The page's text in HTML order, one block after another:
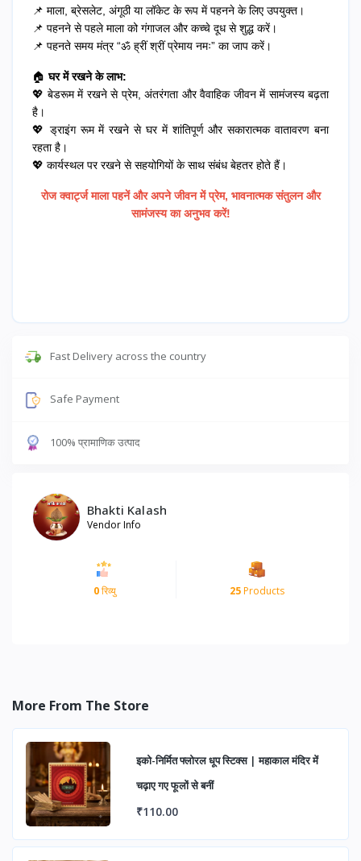
📌 माला, ब्रेसलेट, अंगूठी या लॉकेट के रूप में पहनने के लिए उपयुक्त।
📌 पहनने से पहले माला को गंगाजल और कच्चे दूध से शुद्ध करें।
📌 पहनते समय मंत्र “ॐ ह्रीं श्रीं प्रेमाय नमः” का जाप करें।
🏠घर में रखने के लाभ:
💖 बेडरूम में रखने से प्रेम, अंतरंगता और वैवाहिक जीवन में सामंजस्य बढ़ता
है।
💖 ड्राइंग रूम में रखने से घर में शांतिपूर्ण और सकारात्मक वातावरण बना
रहता है।
💖 कार्यस्थल पर रखने से सहयोगियों के साथ संबंध बेहतर होते हैं।
रोज क्वार्ट्ज माला पहनें और अपने जीवन में प्रेम, भावनात्मक संतुलन और
सामंजस्य का अनुभव करें!
Fast Delivery across the country
Safe Payment
100% प्रामाणिक उत्पाद
Bhakti Kalash
Vendor Info
0रिव्यु 25Products
More From The Store
इको-निर्मित फ्लोरल धूप स्टिक्स | महाकाल मंदिर में
चढ़ाए गए फूलों से बनीं
₹110.00